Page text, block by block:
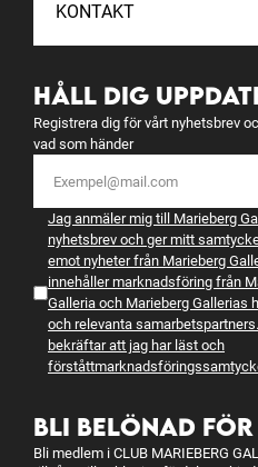
KONTAKT
HÅLL DIG
Registrera dig för vårt nyhetsbrev
vad som händer
Jag anmäler mig till Marieberg
nyhetsbrev och ger mitt
emot nyheter från Marieberg
innehåller marknadsföring från
Galleria och Marieberg Gallerias
och relevanta
bekräftar att jag har läst och
förstått
BLI BELÖNAD
Bli medlem i CLUB MARIEBERG